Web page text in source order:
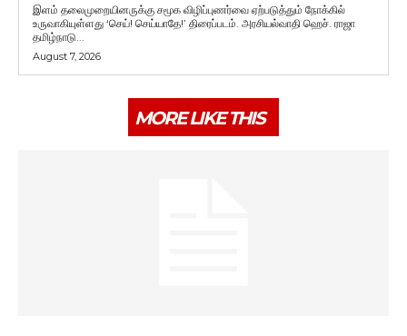
இளம் தலைமுறையினருக்கு சமூக விழிப்புணர்வை ஏற்படுத்தும் நோக்கில்
உருவாகியுள்ளது ‘செய்! செய்யாதே!’ திரைப்படம். அரசியல்வாதி ஹெச். ராஜா
தமிழ்நாடு...
August 7, 2026
MORE LIKE THIS